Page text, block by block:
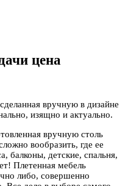
цена
вручную в дизайне
изящно и актуально.
вручную столь
вообразить, где ее
балконы, детские, спальня,
Плетенная мебель
либо, совершенно